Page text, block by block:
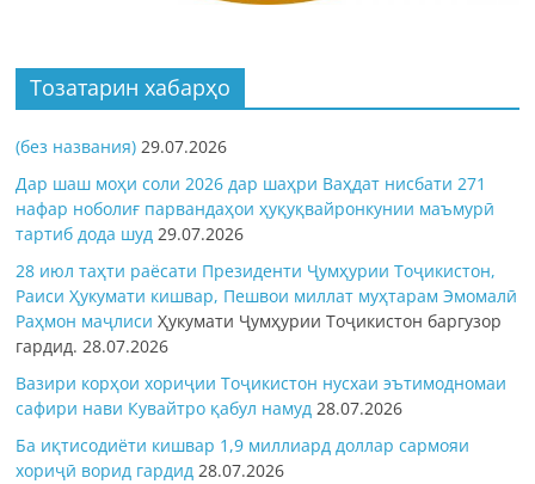
Тозатарин хабарҳо
(без названия) 29.07.2026
Дар шаш моҳи соли 2026 дар шаҳри Ваҳдат нисбати 271
нафар ноболиғ парвандаҳои ҳуқуқвайронкунии маъмурӣ
тартиб дода шуд 29.07.2026
28 июл таҳти раёсати Президенти Ҷумҳурии Тоҷикистон,
Раиси Ҳукумати кишвар, Пешвои миллат муҳтарам Эмомалӣ
Раҳмон маҷлисиҲукумати Ҷумҳурии Тоҷикистон баргузор
гардид.28.07.2026
Вазири корҳои хориҷии Тоҷикистон нусхаи эътимодномаи
сафири нави Кувайтро қабул намуд 28.07.2026
Ба иқтисодиёти кишвар 1,9 миллиард доллар сармояи
хориҷӣ ворид гардид 28.07.2026